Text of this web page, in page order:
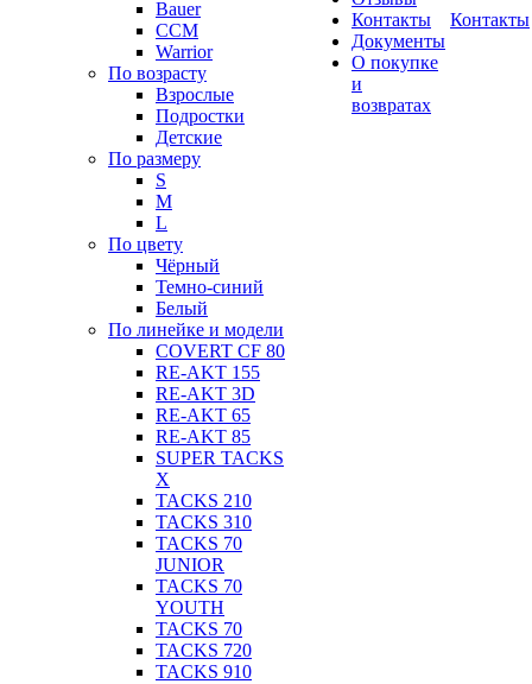
Bauer
CCM
Warrior
По возрасту
Взрослые
Подростки
Детские
По размеру
S
M
L
По цвету
Чёрный
Темно-синий
Белый
По линейке и модели
COVERT CF 80
RE-AKT 155
RE-AKT 3D
RE-AKT 65
RE-AKT 85
SUPER TACKS
X
TACKS 210
TACKS 310
TACKS 70
JUNIOR
TACKS 70
YOUTH
TACKS 70
TACKS 720
TACKS 910
Контакты
Документы
О покупке
и
возвратах
Контакты